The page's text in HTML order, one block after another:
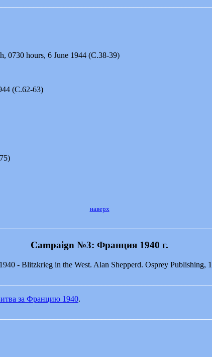
0730 hours, 6 June 1944 (С.38-39)
(С.62-63)
наверх
Campaign №3: Франция 1940 г.
- Blitzkrieg in the West. Alan Shepperd. Osprey Publishing,
за Францию 1940.